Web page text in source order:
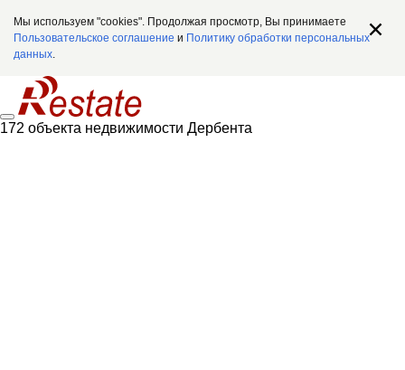
Мы используем "cookies". Продолжая просмотр, Вы принимаете
Пользовательское соглашение и Политику обработки персональных
данных.
172 объекта недвижимости Дербента